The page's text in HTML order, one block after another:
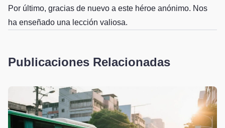
Por último, gracias de nuevo a este héroe anónimo. Nos
ha enseñado una lección valiosa.
Publicaciones Relacionadas